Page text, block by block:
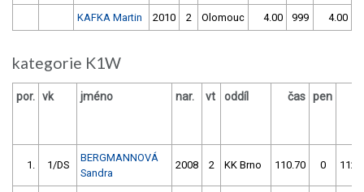
KAFKA Martin 2010 2 Olomouc 4.00 999 4.00
kategorie K1W
por. vk jméno nar. vt oddíl čas pen
1. 1/DS
BERGMANNOVÁ
Sandra
2008 2 KK Brno 110.70 0